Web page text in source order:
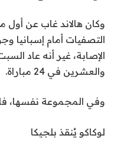
وكان هالاند غاب عن أول
التصفيات أمام إسبانيا
الإصابة، غير أنه عاد
والعشرين في 24 مباراة.
وفي المجموعة نفسها،
لوكاكو يُنقذ بلجيكا